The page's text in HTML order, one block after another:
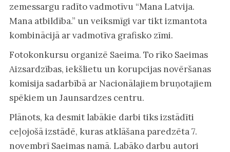
zemessargu radīto vadmotīvu “Mana Latvija.
Mana atbildība.” un veiksmīgi var tikt izmantota
kombinācijā ar vadmotīva grafisko zīmi.
Fotokonkursu organizē Saeima. To rīko Saeimas
Aizsardzības, iekšlietu un korupcijas novēršanas
komisija sadarbībā ar Nacionālajiem bruņotajiem
spēkiem un Jaunsardzes centru.
Plānots, ka desmit labākie darbi tiks izstādīti
ceļojošā izstādē, kuras atklāšana paredzēta 7.
novembrī Saeimas namā. Labāko darbu autori